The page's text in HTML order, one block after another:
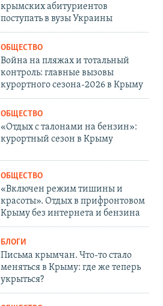
крымских абитуриентов
поступать в вузы Украины
ОБЩЕСТВО
Война на пляжах и тотальный
контроль: главные вызовы
курортного сезона-2026 в Крыму
ОБЩЕСТВО
«Отдых с талонами на бензин»:
курортный сезон в Крыму
ОБЩЕСТВО
«Включен режим тишины и
красоты». Отдых в прифронтовом
Крыму без интернета и бензина
БЛОГИ
Письма крымчан. Что-то стало
меняться в Крыму: где же теперь
укрыться?